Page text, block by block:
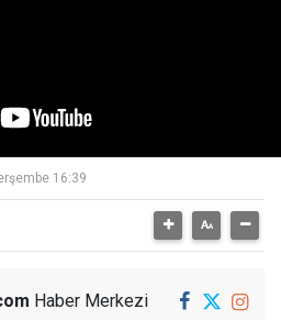
16:39
Haber Merkezi